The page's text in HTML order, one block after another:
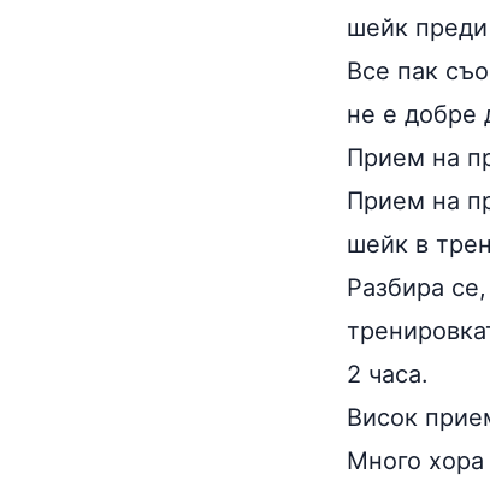
шейк
Все пак
не е добре
Прием на
Прием на
шейк в
Разбира
2 часа.
Висок
Много